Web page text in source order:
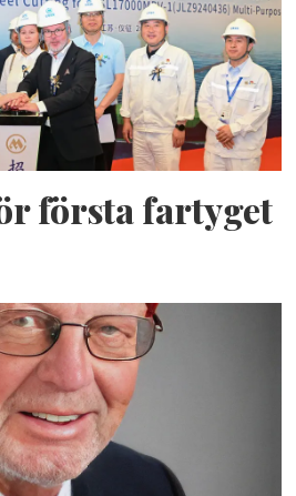
första fartyget